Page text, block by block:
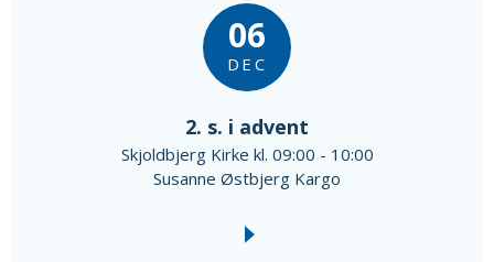
06
DEC
2. s. i advent
Skjoldbjerg Kirke kl. 09:00 - 10:00
Susanne Østbjerg Kargo